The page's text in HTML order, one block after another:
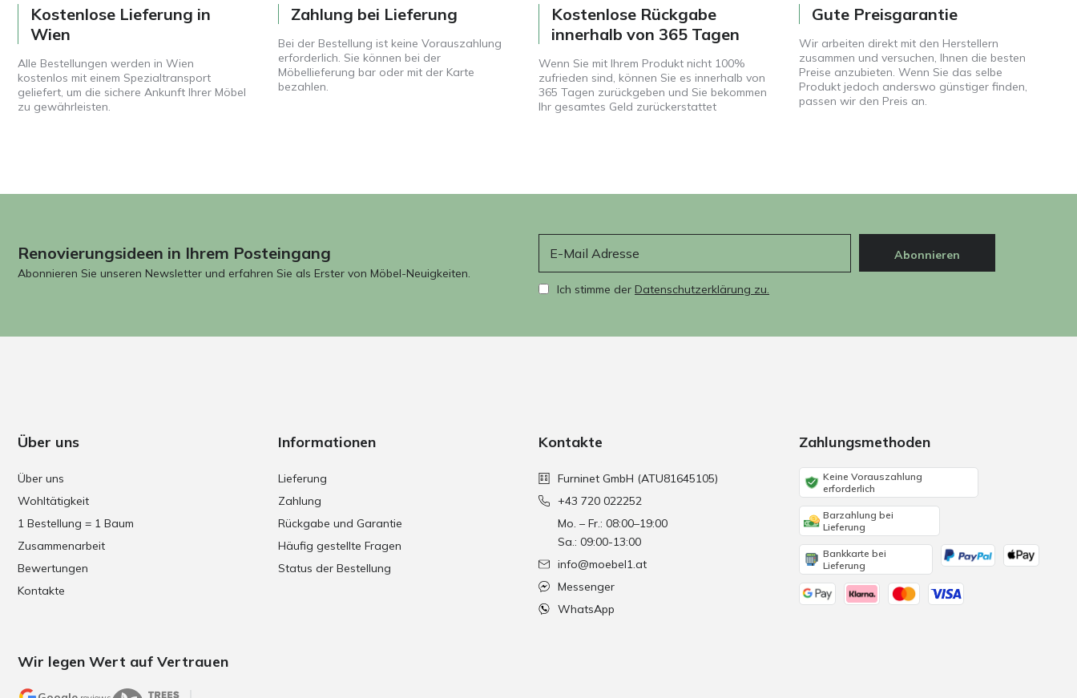
Kostenlose Lieferung in
Wien
Alle Bestellungen werden in Wien
kostenlos mit einem Spezialtransport
geliefert, um die sichere Ankunft Ihrer Möbel
zu gewährleisten.
Zahlung bei Lieferung
Bei der Bestellung ist keine Vorauszahlung
erforderlich. Sie können bei der
Möbellieferung bar oder mit der Karte
bezahlen.
Kostenlose Rückgabe
innerhalb von 365 Tagen
Wenn Sie mit Ihrem Produkt nicht 100%
zufrieden sind, können Sie es innerhalb von
365 Tagen zurückgeben und Sie bekommen
Ihr gesamtes Geld zurückerstattet
Gute Preisgarantie
Wir arbeiten direkt mit den Herstellern
zusammen und versuchen, Ihnen die besten
Preise anzubieten. Wenn Sie das selbe
Produkt jedoch anderswo günstiger finden,
passen wir den Preis an.
Renovierungsideen in Ihrem Posteingang
Abonnieren Sie unseren Newsletter und erfahren Sie als Erster von Möbel-Neuigkeiten.
Ich stimme der Datenschutzerklärung zu.
Abonnieren
Über uns
Über uns
Wohltätigkeit
1 Bestellung = 1 Baum
Zusammenarbeit
Bewertungen
Kontakte
Informationen
Lieferung
Zahlung
Rückgabe und Garantie
Häufig gestellte Fragen
Status der Bestellung
Kontakte
Furninet GmbH (ATU81645105)
+43 720 022252
Mo. – Fr.: 08:00–19:00
Sa.: 09:00-13:00
info@moebel1.at
Messenger
WhatsApp
Zahlungsmethoden
Keine Vorauszahlung
erforderlich
Barzahlung bei
Lieferung
Bankkarte bei
Lieferung
Wir legen Wert auf Vertrauen